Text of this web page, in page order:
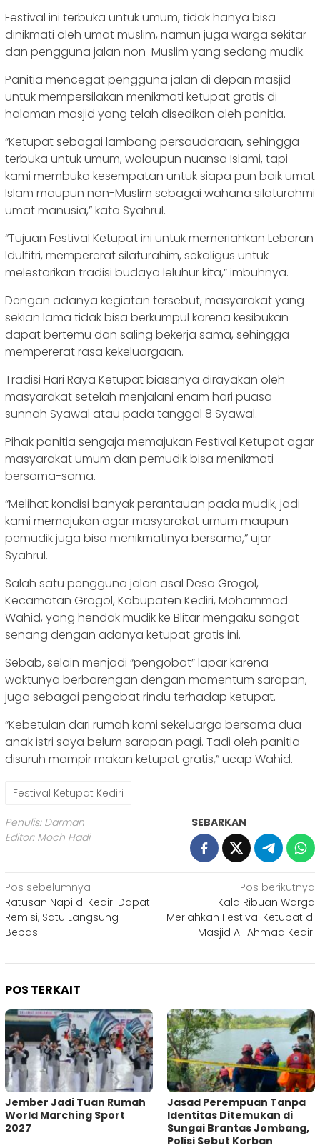
Festival ini terbuka untuk umum, tidak hanya bisa
dinikmati oleh umat muslim, namun juga warga sekitar
dan pengguna jalan non-Muslim yang sedang mudik.
Panitia mencegat pengguna jalan di depan masjid
untuk mempersilakan menikmati ketupat gratis di
halaman masjid yang telah disedikan oleh panitia.
“Ketupat sebagai lambang persaudaraan, sehingga
terbuka untuk umum, walaupun nuansa Islami, tapi
kami membuka kesempatan untuk siapa pun baik umat
Islam maupun non-Muslim sebagai wahana silaturahmi
umat manusia,” kata Syahrul.
“Tujuan Festival Ketupat ini untuk memeriahkan Lebaran
Idulfitri, mempererat silaturahim, sekaligus untuk
melestarikan tradisi budaya leluhur kita,” imbuhnya.
Dengan adanya kegiatan tersebut, masyarakat yang
sekian lama tidak bisa berkumpul karena kesibukan
dapat bertemu dan saling bekerja sama, sehingga
mempererat rasa kekeluargaan.
Tradisi Hari Raya Ketupat biasanya dirayakan oleh
masyarakat setelah menjalani enam hari puasa
sunnah Syawal atau pada tanggal 8 Syawal.
Pihak panitia sengaja memajukan Festival Ketupat agar
masyarakat umum dan pemudik bisa menikmati
bersama-sama.
“Melihat kondisi banyak perantauan pada mudik, jadi
kami memajukan agar masyarakat umum maupun
pemudik juga bisa menikmatinya bersama,” ujar
Syahrul.
Salah satu pengguna jalan asal Desa Grogol,
Kecamatan Grogol, Kabupaten Kediri, Mohammad
Wahid, yang hendak mudik ke Blitar mengaku sangat
senang dengan adanya ketupat gratis ini.
Sebab, selain menjadi “pengobat” lapar karena
waktunya berbarengan dengan momentum sarapan,
juga sebagai pengobat rindu terhadap ketupat.
“Kebetulan dari rumah kami sekeluarga bersama dua
anak istri saya belum sarapan pagi. Tadi oleh panitia
disuruh mampir makan ketupat gratis,” ucap Wahid.
Festival Ketupat Kediri
Penulis: Darman
Editor: Moch Hadi
SEBARKAN
Navigasi
pos
Pos sebelumnya
Ratusan Napi di Kediri Dapat
Remisi, Satu Langsung
Bebas
Pos berikutnya
Kala Ribuan Warga
Meriahkan Festival Ketupat di
Masjid Al-Ahmad Kediri
POS TERKAIT
Jember Jadi Tuan Rumah
World Marching Sport
2027
Jasad Perempuan Tanpa
Identitas Ditemukan di
Sungai Brantas Jombang,
Polisi Sebut Korban